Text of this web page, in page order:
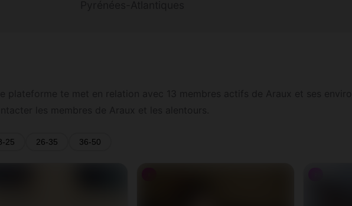
25 26-35 36-50